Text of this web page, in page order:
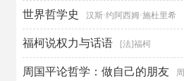
世界哲学史 汉斯·约阿西姆·施杜里希
福柯说权力与话语 [法]福柯
周国平论哲学：做自己的朋友